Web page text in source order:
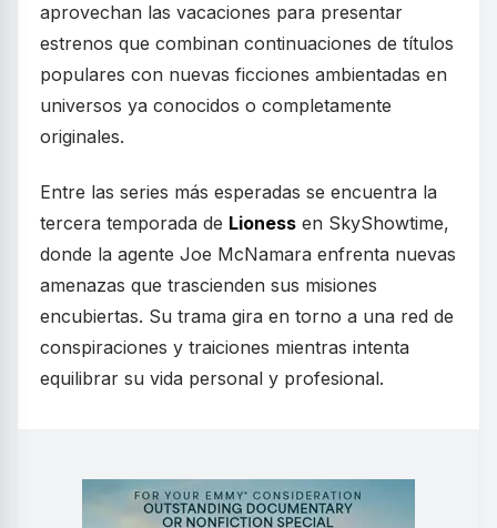
aprovechan las vacaciones para presentar
estrenos que combinan continuaciones de títulos
populares con nuevas ficciones ambientadas en
universos ya conocidos o completamente
originales.
Entre las series más esperadas se encuentra la
tercera temporada de Lioness en SkyShowtime,
donde la agente Joe McNamara enfrenta nuevas
amenazas que trascienden sus misiones
encubiertas. Su trama gira en torno a una red de
conspiraciones y traiciones mientras intenta
equilibrar su vida personal y profesional.